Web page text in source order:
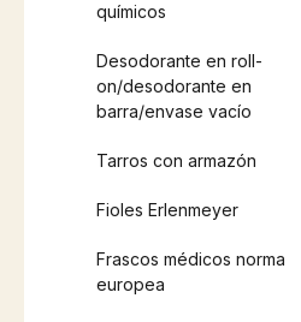
químicos
Desodorante en roll-
on/desodorante en
barra/envase vacío
Tarros con armazón
Fioles Erlenmeyer
Frascos médicos norma
europea